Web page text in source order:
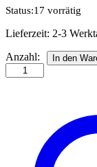
Status:17 vorrätig
Lieferzeit: 2-3
Str.
x
Anzahl: In den